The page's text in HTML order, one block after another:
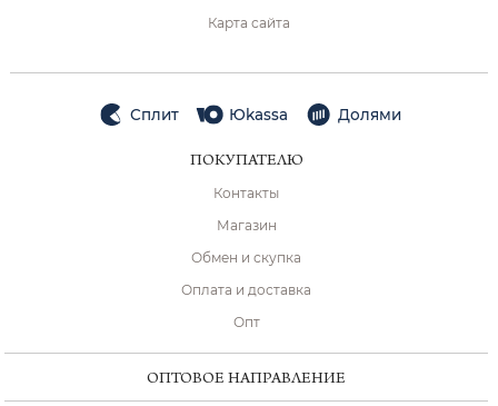
Карта сайта
Сплит Юkassa Долями
ПОКУПАТЕЛЮ
Контакты
Магазин
Обмен и скупка
Оплата и доставка
Опт
ОПТОВОЕ НАПРАВЛЕНИЕ